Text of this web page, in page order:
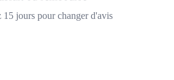
15jours pour changer d'avis